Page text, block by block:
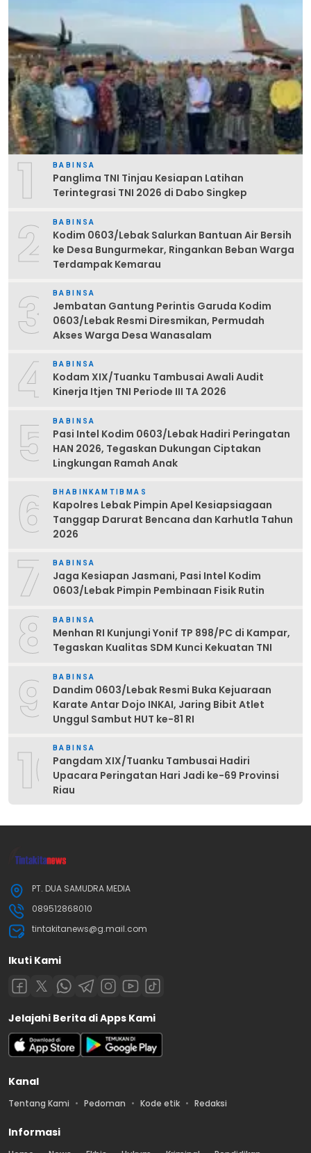
1 BABINSA
Panglima TNI Tinjau Kesiapan Latihan
Terintegrasi TNI 2026 di Dabo Singkep
2 BABINSA
Kodim 0603/Lebak Salurkan Bantuan Air Bersih
ke Desa Bungurmekar, Ringankan Beban Warga
Terdampak Kemarau
3 BABINSA
Jembatan Gantung Perintis Garuda Kodim
0603/Lebak Resmi Diresmikan, Permudah
Akses Warga Desa Wanasalam
4 BABINSA
Kodam XIX/Tuanku Tambusai Awali Audit
Kinerja Itjen TNI Periode III TA 2026
5 BABINSA
Pasi Intel Kodim 0603/Lebak Hadiri Peringatan
HAN 2026, Tegaskan Dukungan Ciptakan
Lingkungan Ramah Anak
6 BHABINKAMTIBMAS
Kapolres Lebak Pimpin Apel Kesiapsiagaan
Tanggap Darurat Bencana dan Karhutla Tahun
2026
7 BABINSA
Jaga Kesiapan Jasmani, Pasi Intel Kodim
0603/Lebak Pimpin Pembinaan Fisik Rutin
8 BABINSA
Menhan RI Kunjungi Yonif TP 898/PC di Kampar,
Tegaskan Kualitas SDM Kunci Kekuatan TNI
9 BABINSA
Dandim 0603/Lebak Resmi Buka Kejuaraan
Karate Antar Dojo INKAI, Jaring Bibit Atlet
Unggul Sambut HUT ke-81 RI
10BABINSA
Pangdam XIX/Tuanku Tambusai Hadiri
Upacara Peringatan Hari Jadi ke-69 Provinsi
Riau
PT. DUA SAMUDRA MEDIA
089512868010
tintakitanews@g.mail.com
Ikuti Kami
Jelajahi Berita di Apps Kami
Kanal
Tentang Kami Pedoman Kode etik Redaksi
Informasi